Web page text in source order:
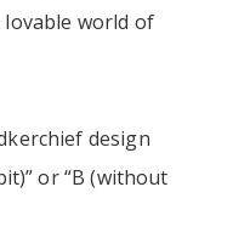
world of
design
or “B (without